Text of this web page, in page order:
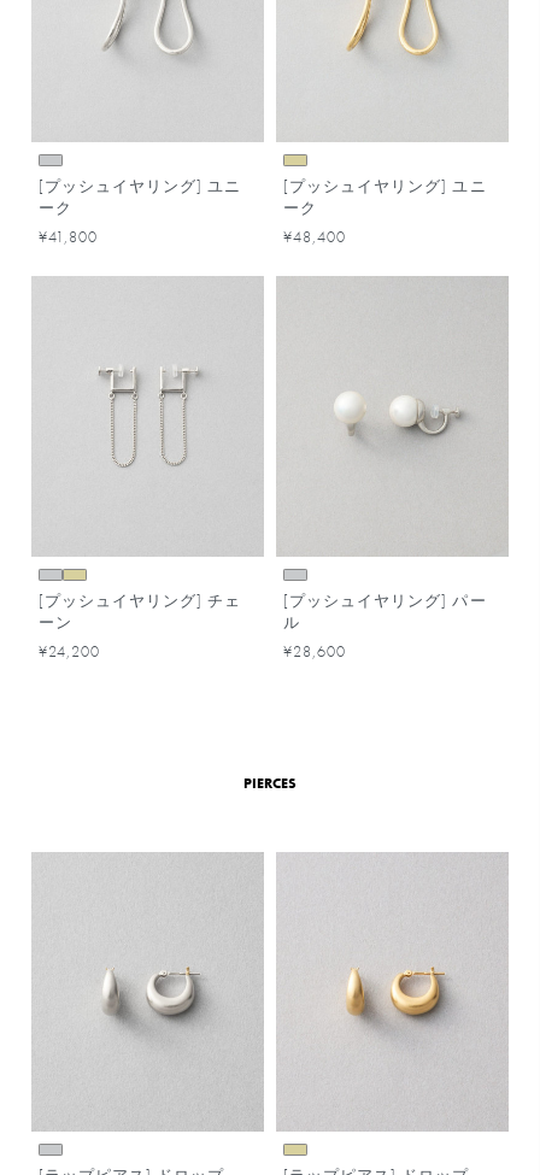
[プッシュイヤリング] ユニ
ーク
¥41,800
[プッシュイヤリング] ユニ
ーク
¥48,400
[プッシュイヤリング] チェ
ーン
¥24,200
[プッシュイヤリング] パー
ル
¥28,600
PIERCES